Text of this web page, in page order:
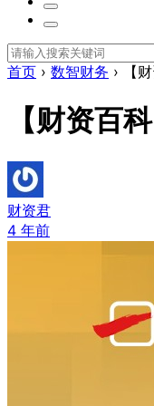
首页 › 数智财务 › 【
【财资百
财资君
4 年前